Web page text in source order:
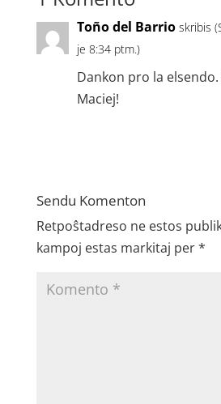
Toño del Barrio skribis
je 8:34 ptm.)
Dankon pro la
Maciej!
Sendu Komenton
Retpoŝtadreso ne estos
kampoj estas markitaj per*